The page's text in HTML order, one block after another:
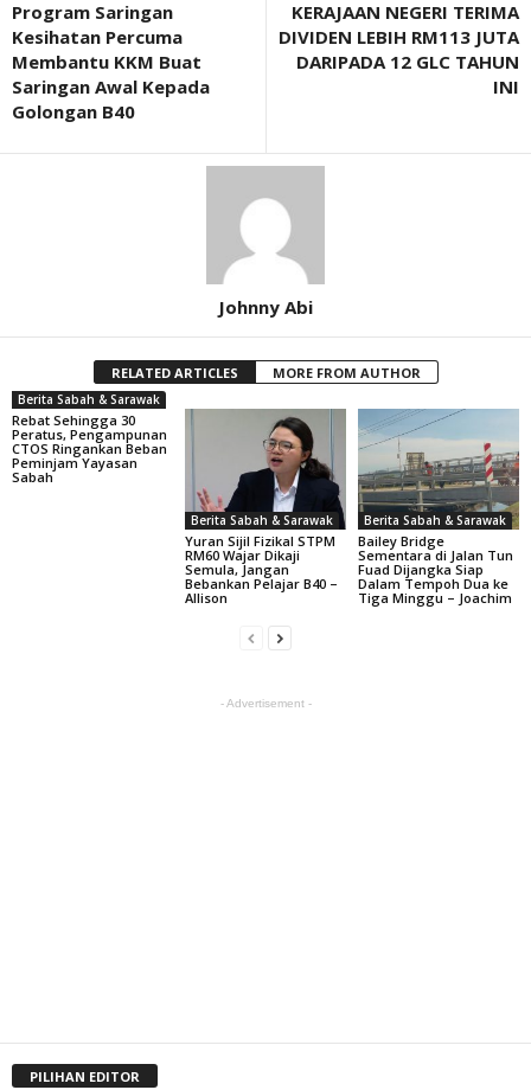
Program Saringan
Kesihatan Percuma
Membantu KKM Buat
Saringan Awal Kepada
Golongan B40
KERAJAAN NEGERI TERIMA
DIVIDEN LEBIH RM113 JUTA
DARIPADA 12 GLC TAHUN
INI
Johnny Abi
RELATED ARTICLES MORE FROM AUTHOR
Berita Sabah & Sarawak
Rebat Sehingga 30
Peratus, Pengampunan
CTOS Ringankan Beban
Peminjam Yayasan
Sabah
Berita Sabah & Sarawak
Yuran Sijil Fizikal STPM
RM60 Wajar Dikaji
Semula, Jangan
Bebankan Pelajar B40 –
Allison
Berita Sabah & Sarawak
Bailey Bridge
Sementara di Jalan Tun
Fuad Dijangka Siap
Dalam Tempoh Dua ke
Tiga Minggu – Joachim
- Advertisement -
PILIHAN EDITOR